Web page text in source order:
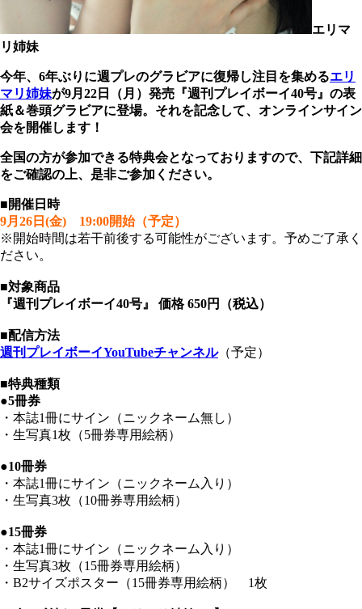
エリマ
リ姉妹
今年、6年ぶりに週プレのグラビアに復帰し注目を集めるエリ
マリ姉妹が9月22日（月）発売『週刊プレイボーイ40号』の表
紙＆巻頭グラビアに登場。それを記念して、オンラインサイン
会を開催します！
全国の方が参加できる特典会となっておりますので、下記詳細
をご確認の上、是非ご参加ください。
■開催日時
9月26日(金) 19:00開始（予定）
※開始時間は若干前後する可能性がございます。予めご了承く
ださい。
■対象商品
『週刊プレイボーイ40号』 価格 650円（税込）
■配信方法
週刊プレイボーイYouTubeチャンネル（予定）
■特典種類
●5冊券
・本誌1冊にサイン（ニックネーム無し）
・生写真1枚（5冊券専用絵柄）
●10冊券
・本誌1冊にサイン（ニックネーム入り）
・生写真3枚（10冊券専用絵柄）
●15冊券
・本誌1冊にサイン（ニックネーム入り）
・生写真3枚（15冊券専用絵柄）
・B2サイズポスター（15冊券専用絵柄） 1枚